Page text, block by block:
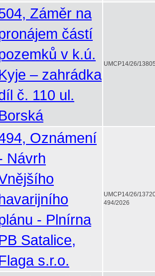
Záměr na
částí
v k.ú.
– zahrádka
č. 110 ul.
UMCP14/26/
Oznámení
Návrh
- Plnírna
Satalice,
s.r.o.
UMCP14/26/
494/2026